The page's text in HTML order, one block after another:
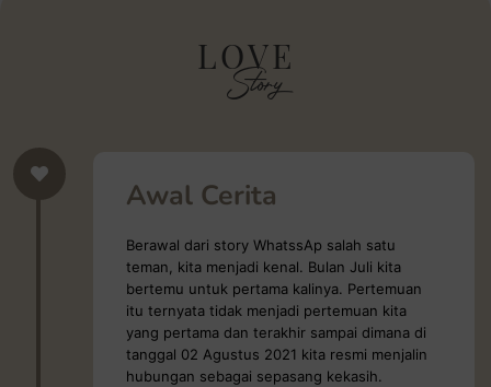
LOVE
Story
Awal Cerita
Berawal dari story WhatssAp salah satu
teman, kita menjadi kenal. Bulan Juli kita
bertemu untuk pertama kalinya. Pertemuan
itu ternyata tidak menjadi pertemuan kita
yang pertama dan terakhir sampai dimana di
tanggal 02 Agustus 2021 kita resmi menjalin
hubungan sebagai sepasang kekasih.